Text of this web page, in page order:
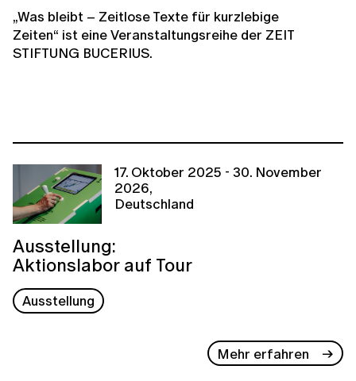
„Was bleibt – Zeitlose Texte für kurzlebige
Zeiten“ ist eine Veranstaltungsreihe der ZEIT
STIFTUNG BUCERIUS.
17. Oktober 2025 - 30. November
2026,
Deutschland
Ausstellung:
Aktionslabor auf Tour
Ausstellung
Mehr erfahren